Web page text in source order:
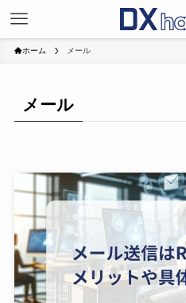
ホーム メール
メール